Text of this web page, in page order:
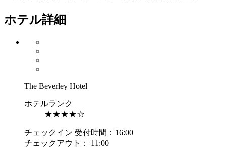
ホテル詳細
The Beverley Hotel
ホテルランク
★★★★☆
チェックイン 受付時間：16:00
チェックアウト： 11:00